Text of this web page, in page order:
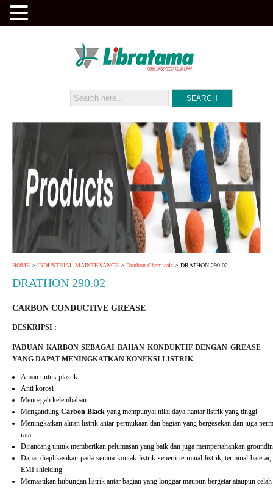
HOME > INDUSTRIAL MAINTENANCE > Drathon Chemicals > DRATHON 290.02
DRATHON 290.02
CARBON CONDUCTIVE GREASE
DESKRIPSI :
PADUAN KARBON SEBAGAI BAHAN KONDUKTIF DENGAN GREASE
YANG DAPAT MENINGKATKAN KONEKSI LISTRIK
Aman untuk plastik
Anti korosi
Mencegah kelembaban
Mengandung Carbon Black yang mempunyai nilai daya hantar listrik yang tinggi
Meningkatkan aliran listrik antar permukaan dan bagian yang bergesekan dan juga
rata
Dirancang untuk memberikan pelumasan yang baik dan juga mempertahankan
Dapat diaplikasikan pada semua kontak listrik seperti terminal listrik, terminal
EMI shielding
Memastikan hubungan listrik antar bagian yang longgar maupun bergetar ataupun